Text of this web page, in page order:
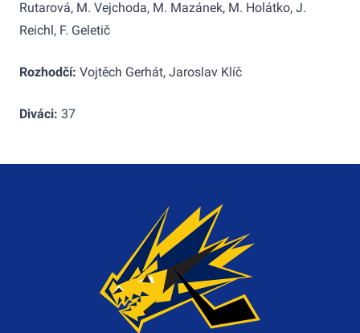
Rutarová, M. Vejchoda, M. Mazánek, M. Holátko, J.
Reichl, F. Geletič
Rozhodčí: Vojtěch Gerhát, Jaroslav Klíč
Diváci: 37